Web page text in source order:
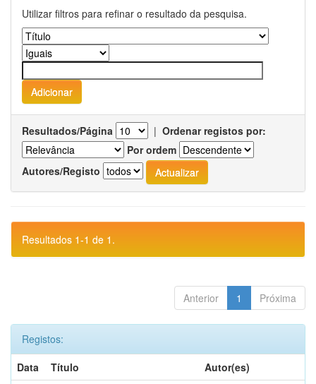
Utilizar filtros para refinar o resultado da pesquisa.
Resultados/Página | Ordenar registos por:
Por ordem
Autores/Registo
Resultados 1-1 de 1.
Anterior 1 Próxima
Registos:
Data
Título
Autor(es)